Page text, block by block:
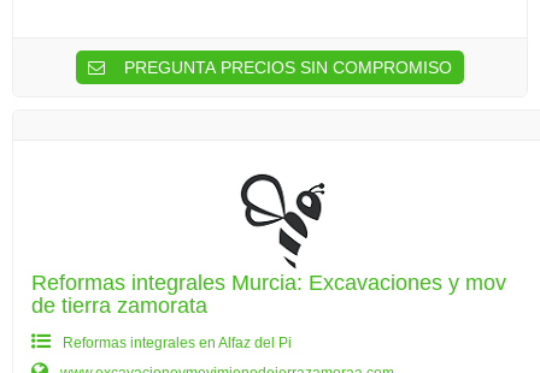
PREGUNTA PRECIOS SIN COMPROMISO
Reformas integrales Murcia: Excavaciones y mov
de tierra zamorata
Reformas integrales en Alfaz del Pi